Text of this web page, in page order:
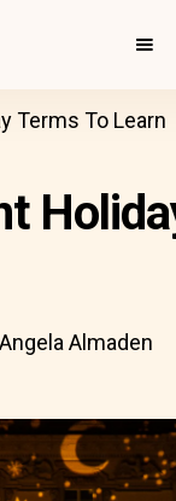
Terms To Learn
Almaden